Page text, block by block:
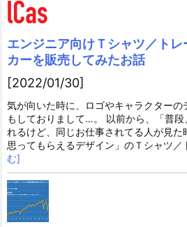
エンジニア向けＴシャツ／ト
カーを販売してみたお話
[2022/01/30]
気が向いた時に、ロゴやキャラクターの
もしておりまして…。 以前から、「普段
れるけど、同じお仕事されてる人が見た
思ってもらえるデザイン」のＴシャツ／
む]